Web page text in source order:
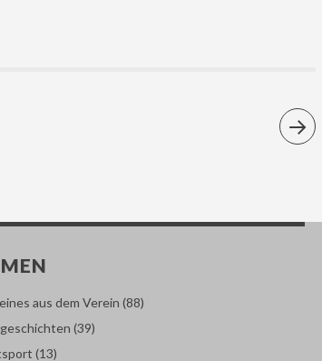
aus dem Verein (88)
(39)
(13)